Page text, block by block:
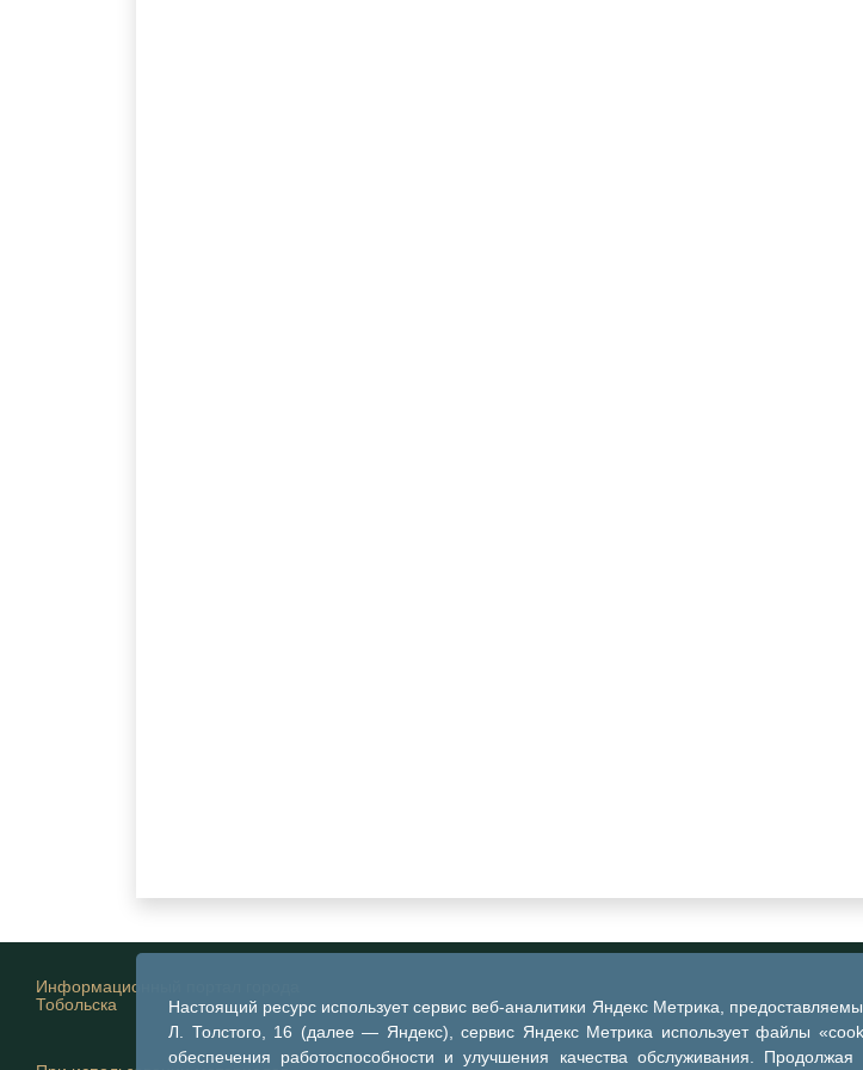
Настоящий ресурс использует сервис веб-аналитики Яндекс Метрика,
Л. Толстого, 16 (далее — Яндекс), сервис Яндекс Метрика использует файлы
обеспечения работоспособности и улучшения качества обслуживания.
Информационный портал города
Тобольска